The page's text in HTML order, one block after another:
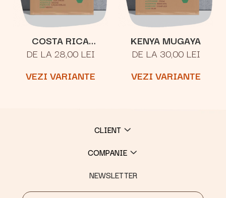
COSTA RICA
TARRAZU SAN
RAFAEL
DE LA 28,00 LEI
VEZI VARIANTE
KENYA MUGAYA
DE LA 30,00 LEI
VEZI VARIANTE
CLIENT
COMPANIE
NEWSLETTER